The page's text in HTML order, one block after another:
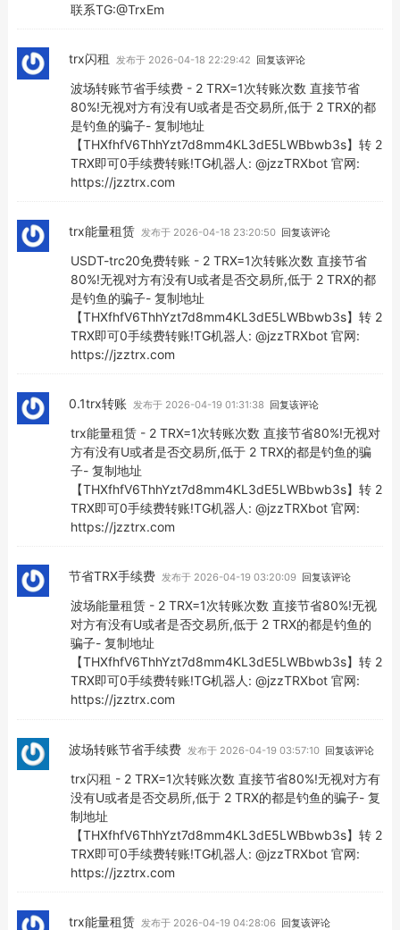
联系TG:@TrxEm
trx闪租 发布于 2026-04-18 22:29:42 回复该评论
波场转账节省手续费 - 2 TRX=1次转账次数 直接节省
80%!无视对方有没有U或者是否交易所,低于 2 TRX的都
是钓鱼的骗子- 复制地址
【THXfhfV6ThhYzt7d8mm4KL3dE5LWBbwb3s】转 2
TRX即可0手续费转账!TG机器人: @jzzTRXbot 官网:
https://jzztrx.com
trx能量租赁 发布于 2026-04-18 23:20:50 回复该评论
USDT-trc20免费转账 - 2 TRX=1次转账次数 直接节省
80%!无视对方有没有U或者是否交易所,低于 2 TRX的都
是钓鱼的骗子- 复制地址
【THXfhfV6ThhYzt7d8mm4KL3dE5LWBbwb3s】转 2
TRX即可0手续费转账!TG机器人: @jzzTRXbot 官网:
https://jzztrx.com
0.1trx转账 发布于 2026-04-19 01:31:38 回复该评论
trx能量租赁 - 2 TRX=1次转账次数 直接节省80%!无视对
方有没有U或者是否交易所,低于 2 TRX的都是钓鱼的骗
子- 复制地址
【THXfhfV6ThhYzt7d8mm4KL3dE5LWBbwb3s】转 2
TRX即可0手续费转账!TG机器人: @jzzTRXbot 官网:
https://jzztrx.com
节省TRX手续费 发布于 2026-04-19 03:20:09 回复该评论
波场能量租赁 - 2 TRX=1次转账次数 直接节省80%!无视
对方有没有U或者是否交易所,低于 2 TRX的都是钓鱼的
骗子- 复制地址
【THXfhfV6ThhYzt7d8mm4KL3dE5LWBbwb3s】转 2
TRX即可0手续费转账!TG机器人: @jzzTRXbot 官网:
https://jzztrx.com
波场转账节省手续费 发布于 2026-04-19 03:57:10 回复该评论
trx闪租 - 2 TRX=1次转账次数 直接节省80%!无视对方有
没有U或者是否交易所,低于 2 TRX的都是钓鱼的骗子- 复
制地址
【THXfhfV6ThhYzt7d8mm4KL3dE5LWBbwb3s】转 2
TRX即可0手续费转账!TG机器人: @jzzTRXbot 官网:
https://jzztrx.com
trx能量租赁 发布于 2026-04-19 04:28:06 回复该评论